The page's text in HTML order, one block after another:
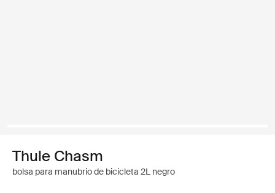
Thule Chasm
bolsa para manubrio de bicicleta 2L negro